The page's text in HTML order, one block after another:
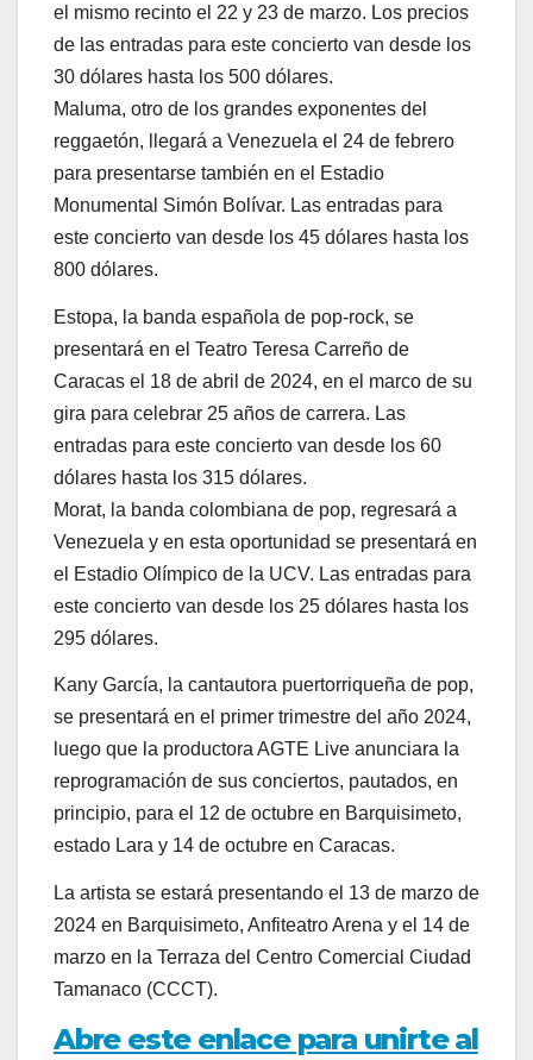
el mismo recinto el 22 y 23 de marzo. Los precios
de las entradas para este concierto van desde los
30 dólares hasta los 500 dólares.
Maluma, otro de los grandes exponentes del
reggaetón, llegará a Venezuela el 24 de febrero
para presentarse también en el Estadio
Monumental Simón Bolívar. Las entradas para
este concierto van desde los 45 dólares hasta los
800 dólares.
Estopa, la banda española de pop-rock, se
presentará en el Teatro Teresa Carreño de
Caracas el 18 de abril de 2024, en el marco de su
gira para celebrar 25 años de carrera. Las
entradas para este concierto van desde los 60
dólares hasta los 315 dólares.
Morat, la banda colombiana de pop, regresará a
Venezuela y en esta oportunidad se presentará en
el Estadio Olímpico de la UCV. Las entradas para
este concierto van desde los 25 dólares hasta los
295 dólares.
Kany García, la cantautora puertorriqueña de pop,
se presentará en el primer trimestre del año 2024,
luego que la productora AGTE Live anunciara la
reprogramación de sus conciertos, pautados, en
principio, para el 12 de octubre en Barquisimeto,
estado Lara y 14 de octubre en Caracas.
La artista se estará presentando el 13 de marzo de
2024 en Barquisimeto, Anfiteatro Arena y el 14 de
marzo en la Terraza del Centro Comercial Ciudad
Tamanaco (CCCT).
Abre este enlace para unirte al